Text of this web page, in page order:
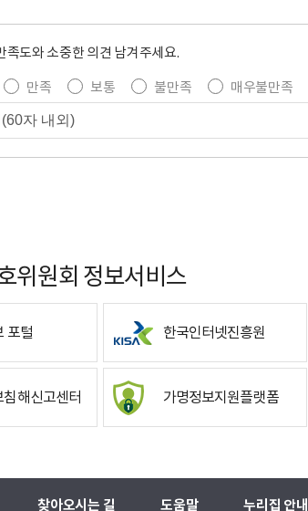
족도와 소중한 의견 남겨주세요.
만족 보통 불만족
매우불만족
위원회 정보서비스
포털 한국인터넷진흥원
해신고센터 가명정보지원플랫폼
찾아오시는 길 도움말 누리집 안내